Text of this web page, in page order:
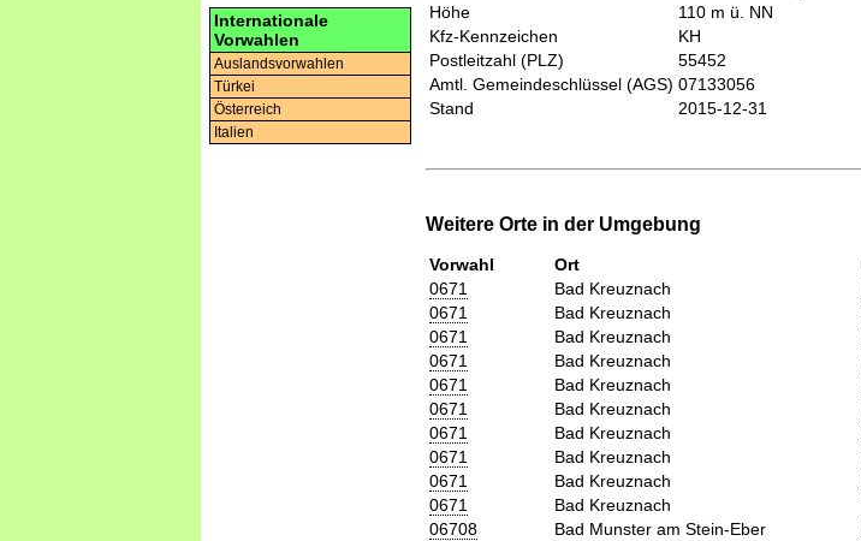
Internationale
Vorwahlen
Auslandsvorwahlen
Türkei
Österreich
Italien
Höhe
110 m ü. NN
Kfz-Kennzeichen
KH
Postleitzahl (PLZ)
55452
Amtl. Gemeindeschlüssel (AGS) 07133056
Stand
2015-12-31
Weitere Orte in der Umgebung
Vorwahl Ort
0671
Bad Kreuznach
0671
Bad Kreuznach
0671
Bad Kreuznach
0671
Bad Kreuznach
0671
Bad Kreuznach
0671
Bad Kreuznach
0671
Bad Kreuznach
0671
Bad Kreuznach
0671
Bad Kreuznach
0671
Bad Kreuznach
06708
Bad Munster am Stein-Eber